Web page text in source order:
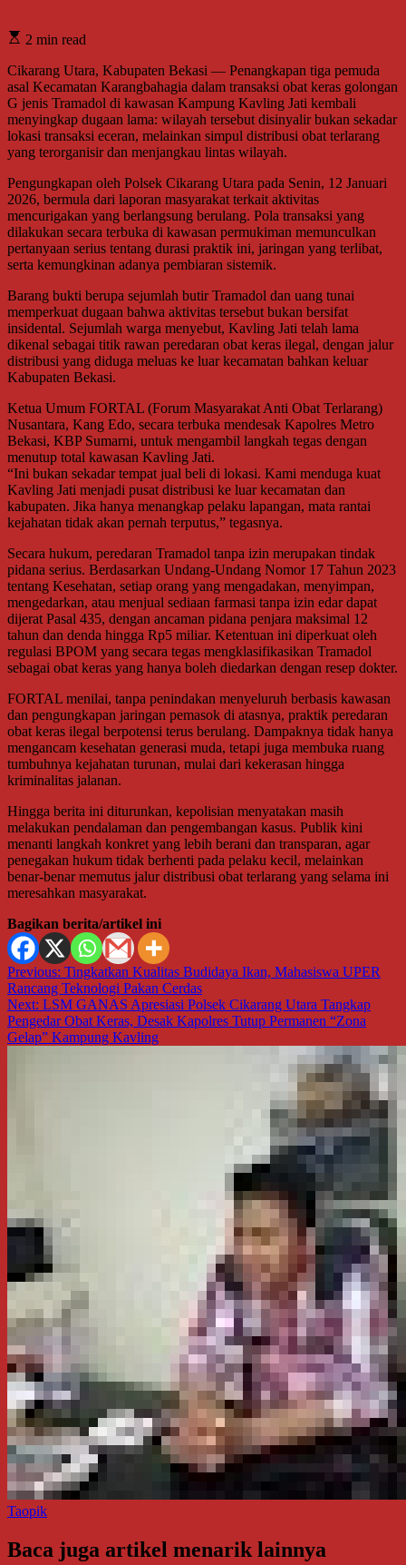
2 min read
Cikarang Utara, Kabupaten Bekasi — Penangkapan tiga pemuda
asal Kecamatan Karangbahagia dalam transaksi obat keras golongan
G jenis Tramadol di kawasan Kampung Kavling Jati kembali
menyingkap dugaan lama: wilayah tersebut disinyalir bukan sekadar
lokasi transaksi eceran, melainkan simpul distribusi obat terlarang
yang terorganisir dan menjangkau lintas wilayah.
Pengungkapan oleh Polsek Cikarang Utara pada Senin, 12 Januari
2026, bermula dari laporan masyarakat terkait aktivitas
mencurigakan yang berlangsung berulang. Pola transaksi yang
dilakukan secara terbuka di kawasan permukiman memunculkan
pertanyaan serius tentang durasi praktik ini, jaringan yang terlibat,
serta kemungkinan adanya pembiaran sistemik.
Barang bukti berupa sejumlah butir Tramadol dan uang tunai
memperkuat dugaan bahwa aktivitas tersebut bukan bersifat
insidental. Sejumlah warga menyebut, Kavling Jati telah lama
dikenal sebagai titik rawan peredaran obat keras ilegal, dengan jalur
distribusi yang diduga meluas ke luar kecamatan bahkan keluar
Kabupaten Bekasi.
Ketua Umum FORTAL (Forum Masyarakat Anti Obat Terlarang)
Nusantara, Kang Edo, secara terbuka mendesak Kapolres Metro
Bekasi, KBP Sumarni, untuk mengambil langkah tegas dengan
menutup total kawasan Kavling Jati.
“Ini bukan sekadar tempat jual beli di lokasi. Kami menduga kuat
Kavling Jati menjadi pusat distribusi ke luar kecamatan dan
kabupaten. Jika hanya menangkap pelaku lapangan, mata rantai
kejahatan tidak akan pernah terputus,” tegasnya.
Secara hukum, peredaran Tramadol tanpa izin merupakan tindak
pidana serius. Berdasarkan Undang-Undang Nomor 17 Tahun 2023
tentang Kesehatan, setiap orang yang mengadakan, menyimpan,
mengedarkan, atau menjual sediaan farmasi tanpa izin edar dapat
dijerat Pasal 435, dengan ancaman pidana penjara maksimal 12
tahun dan denda hingga Rp5 miliar. Ketentuan ini diperkuat oleh
regulasi BPOM yang secara tegas mengklasifikasikan Tramadol
sebagai obat keras yang hanya boleh diedarkan dengan resep dokter.
FORTAL menilai, tanpa penindakan menyeluruh berbasis kawasan
dan pengungkapan jaringan pemasok di atasnya, praktik peredaran
obat keras ilegal berpotensi terus berulang. Dampaknya tidak hanya
mengancam kesehatan generasi muda, tetapi juga membuka ruang
tumbuhnya kejahatan turunan, mulai dari kekerasan hingga
kriminalitas jalanan.
Hingga berita ini diturunkan, kepolisian menyatakan masih
melakukan pendalaman dan pengembangan kasus. Publik kini
menanti langkah konkret yang lebih berani dan transparan, agar
penegakan hukum tidak berhenti pada pelaku kecil, melainkan
benar-benar memutus jalur distribusi obat terlarang yang selama ini
meresahkan masyarakat.
Bagikan berita/artikel ini
Navigasi
pos
Previous: Tingkatkan Kualitas Budidaya Ikan, Mahasiswa UPER
Rancang Teknologi Pakan Cerdas
Next: LSM GANAS Apresiasi Polsek Cikarang Utara Tangkap
Pengedar Obat Keras, Desak Kapolres Tutup Permanen “Zona
Gelap” Kampung Kavling
Taopik
Baca juga artikel menarik lainnya